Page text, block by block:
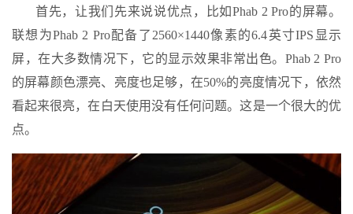
首先，让我们先来说说优点，比如Phab 2 Pro的屏幕。
联想为Phab 2 Pro配备了2560×1440像素的6.4英寸IPS显示
屏，在大多数情况下，它的显示效果非常出色。Phab 2 Pro
的屏幕颜色漂亮、亮度也足够，在50%的亮度情况下，依然
看起来很亮，在白天使用没有任何问题。这是一个很大的优
点。